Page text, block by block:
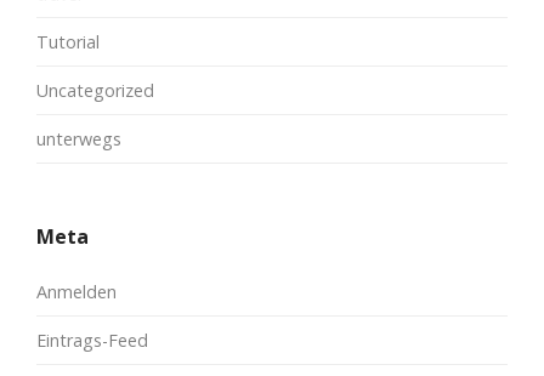
Tutorial
Uncategorized
unterwegs
Meta
Anmelden
Eintrags-Feed